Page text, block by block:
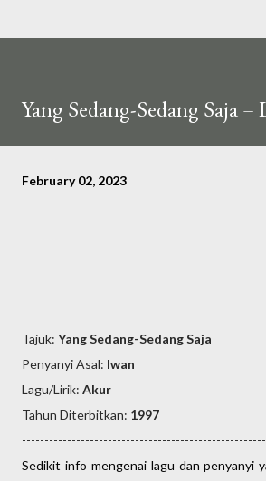
Yang Sedang-Sedang Saja
February 02, 2023
Tajuk: Yang Sedang-Sedang Saja
Penyanyi Asal: Iwan
Lagu/Lirik: Akur
Tahun Diterbitkan: 1997
Sedikit info mengenai lagu dan penyanyi